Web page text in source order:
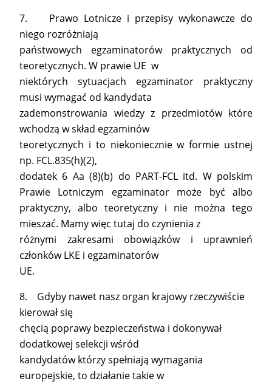
7. Prawo Lotnicze i przepisy wykonawcze do
niego rozróżniają
państwowych egzaminatorów praktycznych od
teoretycznych. W prawie UE w
niektórych sytuacjach egzaminator praktyczny
musi wymagać od kandydata
zademonstrowania wiedzy z przedmiotów które
wchodzą w skład egzaminów
teoretycznych i to niekoniecznie w formie ustnej
np. FCL.835(h)(2),
dodatek 6 Aa (8)(b) do PART-FCL itd. W polskim
Prawie Lotniczym egzaminator może być albo
praktyczny, albo teoretyczny i nie można tego
mieszać. Mamy więc tutaj do czynienia z
różnymi zakresami obowiązków i uprawnień
członków LKE i egzaminatorów
UE.
8. Gdyby nawet nasz organ krajowy rzeczywiście
kierował się
chęcią poprawy bezpieczeństwa i dokonywał
dodatkowej selekcji wśród
kandydatów którzy spełniają wymagania
europejskie, to działanie takie w